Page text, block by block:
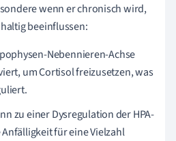
wenn er chronisch wird,
beeinflussen:
Nebennieren-Achse
um Cortisol freizusetzen, was
zu einer Dysregulation der HPA-
für eine Vielzahl